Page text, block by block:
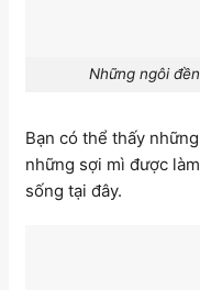
Những ngôi
Bạn có thể thấy
những sợi mì được
sống tại đây.